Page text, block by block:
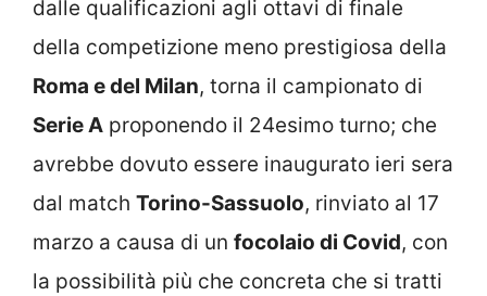
dalle qualificazioni agli ottavi di finale
della competizione meno prestigiosa della
Roma e del Milan, torna il campionato di
Serie A proponendo il 24esimo turno; che
avrebbe dovuto essere inaugurato ieri sera
dal match Torino-Sassuolo, rinviato al 17
marzo a causa di un focolaio di Covid, con
la possibilità più che concreta che si tratti